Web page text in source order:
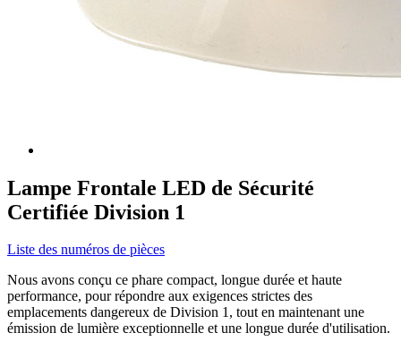
Lampe Frontale LED de Sécurité
Certifiée Division 1
Liste des numéros de pièces
Nous avons conçu ce phare compact, longue durée et haute
performance, pour répondre aux exigences strictes des
emplacements dangereux de Division 1, tout en maintenant une
émission de lumière exceptionnelle et une longue durée d'utilisation.